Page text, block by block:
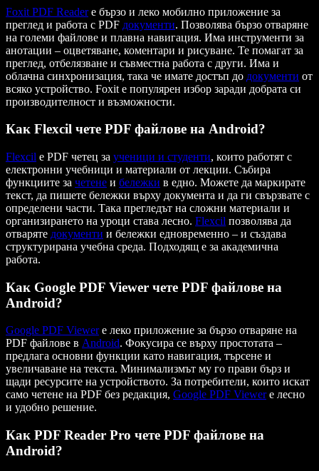
Foxit PDF Readerе бързо и леко мобилно приложение за
преглед и работа с PDF документи. Позволява бързо отваряне
на големи файлове и плавна навигация. Има инструменти за
анотации – оцветяване, коментари и рисуване. Те помагат за
преглед, отбелязване и съвместна работа с други. Има и
облачна синхронизация, така че имате достъп до документи от
всяко устройство. Foxit е популярен избор заради добрата си
производителност и възможности.
Как Flexcil чете PDF файлове на Android?
Flexcil е PDF четец за ученици и студенти, които работят с
електронни учебници и материали от лекции. Събира
функциите за четене и бележки в едно. Можете да маркирате
текст, да пишете бележки върху документа и да ги свързвате с
определени части. Така прегледът на сложни материали и
организирането на уроци става лесно. Flexcil позволява да
отваряте документи и бележки едновременно – и създава
структурирана учебна среда. Подходящ е за академична
работа.
Как Google PDF Viewer чете PDF файлове на
Android?
Google PDF Viewerе леко приложение за бързо отваряне на
PDF файлове в Android. Фокусира се върху простотата –
предлага основни функции като навигация, търсене и
увеличаване на текста. Минимализмът му го прави бърз и
щади ресурсите на устройството. За потребители, които искат
само четене на PDF без редакция, Google PDF Viewerе лесно
и удобно решение.
Как PDF Reader Pro чете PDF файлове на
Android?